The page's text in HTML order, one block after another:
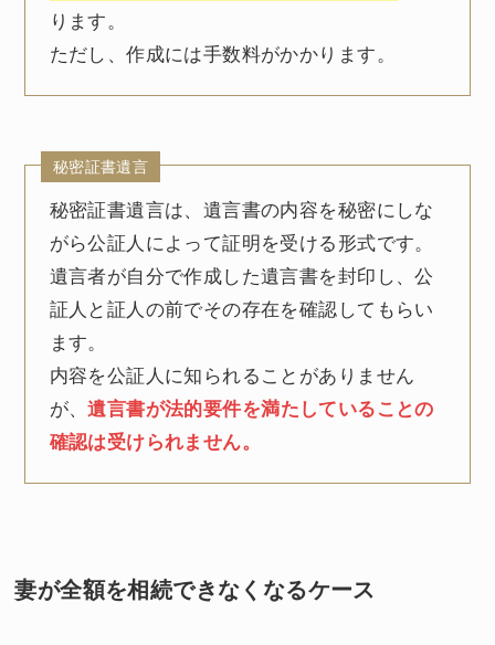
ります。
ただし、作成には手数料がかかります。
秘密証書遺言
秘密証書遺言は、遺言書の内容を秘密にしな
がら公証人によって証明を受ける形式です。
遺言者が自分で作成した遺言書を封印し、公
証人と証人の前でその存在を確認してもらい
ます。
内容を公証人に知られることがありません
が、遺言書が法的要件を満たしていることの
確認は受けられません。
妻が全額を相続できなくなるケース